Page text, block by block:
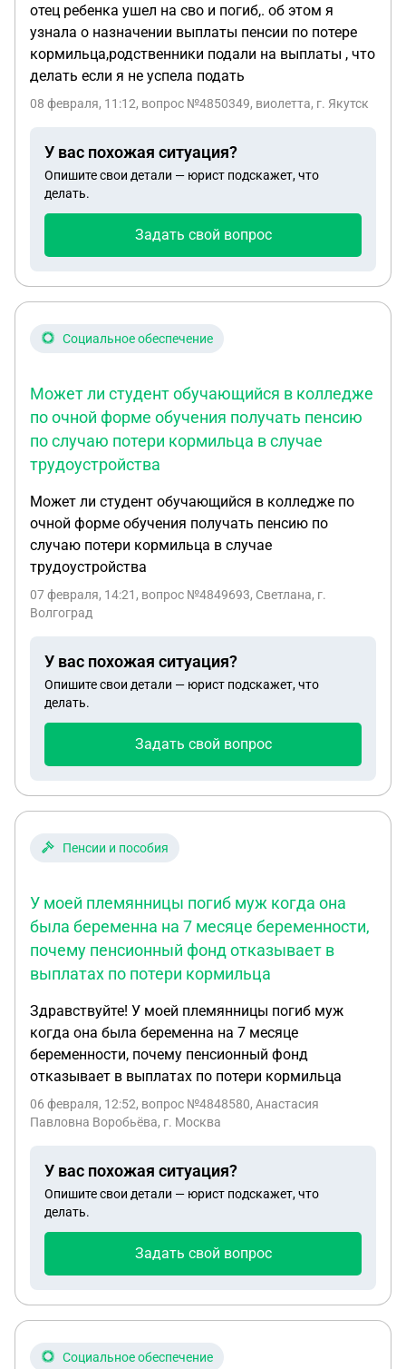
отец ребенка ушел на сво и погиб,. об этом я
узнала о назначении выплаты пенсии по потере
кормильца,родственники подали на выплаты , что
делать если я не успела подать
08 февраля, 11:12, вопрос №4850349, виолетта, г. Якутск
У вас похожая ситуация?
Опишите свои детали — юрист подскажет, что
делать.
Задать свой вопрос
Социальное обеспечение
Может ли студент обучающийся в колледже
по очной форме обучения получать пенсию
по случаю потери кормильца в случае
трудоустройства
Может ли студент обучающийся в колледже по
очной форме обучения получать пенсию по
случаю потери кормильца в случае
трудоустройства
07 февраля, 14:21 , вопрос №4849693, Светлана, г.
Волгоград
У вас похожая ситуация?
Опишите свои детали — юрист подскажет, что
делать.
Задать свой вопрос
Пенсии и пособия
У моей племянницы погиб муж когда она
была беременна на 7 месяце беременности,
почему пенсионный фонд отказывает в
выплатах по потери кормильца
Здравствуйте! У моей племянницы погиб муж
когда она была беременна на 7 месяце
беременности, почему пенсионный фонд
отказывает в выплатах по потери кормильца
06 февраля, 12:52, вопрос №4848580, Анастасия
Павловна Воробьёва, г. Москва
У вас похожая ситуация?
Опишите свои детали — юрист подскажет, что
делать.
Задать свой вопрос
Социальное обеспечение